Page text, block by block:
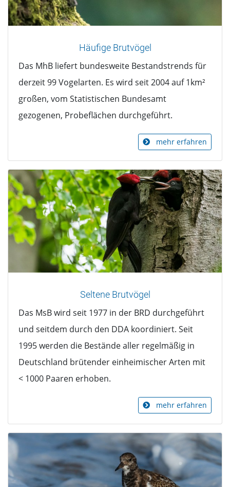
Häufige Brutvögel
Das MhB liefert bundesweite Bestandstrends für
derzeit 99 Vogelarten. Es wird seit 2004 auf 1km²
großen, vom Statistischen Bundesamt
gezogenen, Probeflächen durchgeführt.
mehr erfahren
Seltene Brutvögel
Das MsB wird seit 1977 in der BRD durchgeführt
und seitdem durch den DDA koordiniert. Seit
1995 werden die Bestände aller regelmäßig in
Deutschland brütender einheimischer Arten mit
< 1000 Paaren erhoben.
mehr erfahren